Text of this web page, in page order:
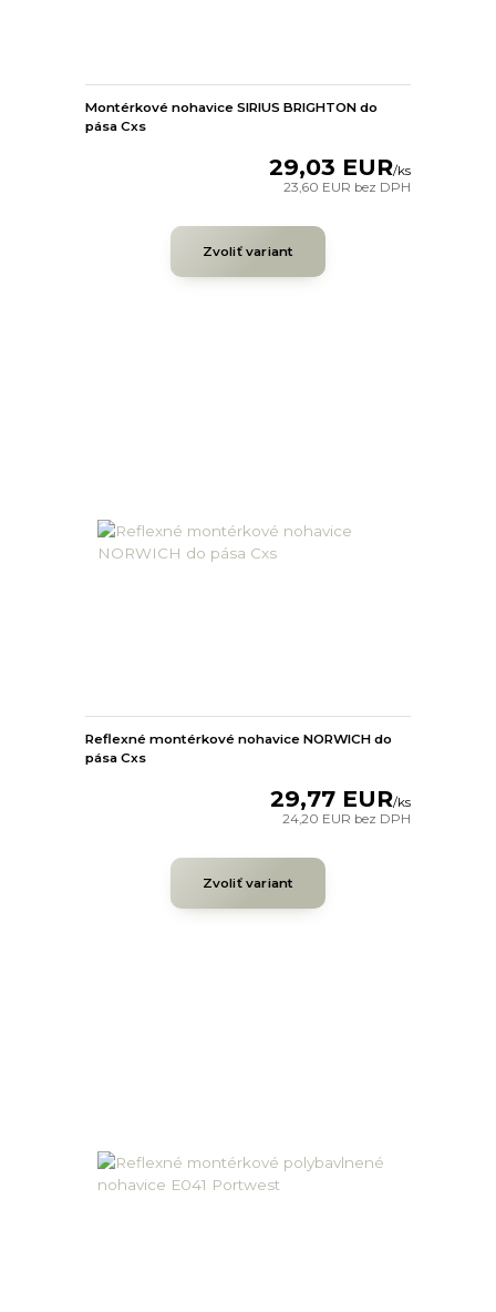
Montérkové nohavice SIRIUS BRIGHTON do
pása Cxs
29,03 EUR/ks
23,60 EUR bez DPH
Zvoliť variant
Reflexné montérkové nohavice NORWICH do
pása Cxs
29,77 EUR/ks
24,20 EUR bez DPH
Zvoliť variant